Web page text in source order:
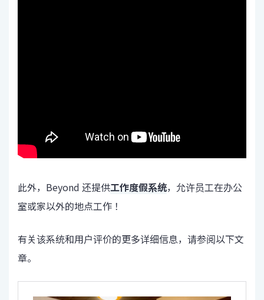
此外，Beyond 还提供工作度假系统，允许员工在办公
室或家以外的地点工作！
有关该系统和用户评价的更多详细信息，请参阅以下文
章。